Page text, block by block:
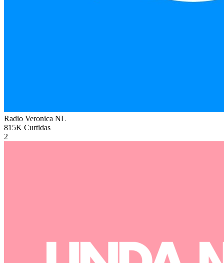
Radio Veronica NL
815K Curtidas
2